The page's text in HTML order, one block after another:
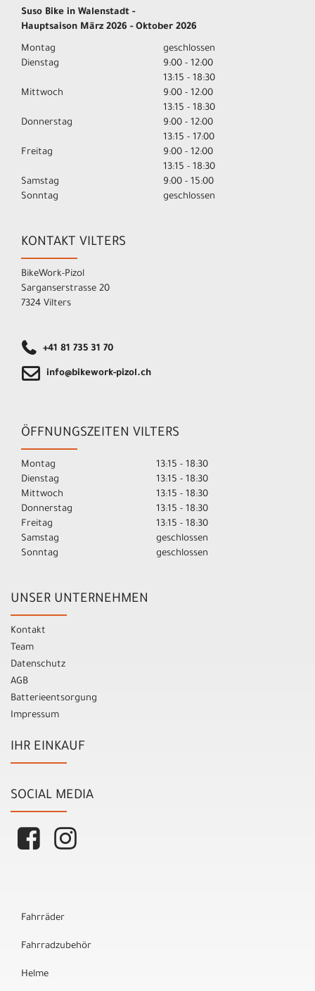
Suso Bike in Walenstadt -
Hauptsaison März 2026 - Oktober 2026
Montag
geschlossen
Dienstag
9:00 - 12:00
13:15 - 18:30
Mittwoch
9:00 - 12:00
13:15 - 18:30
Donnerstag
9:00 - 12:00
13:15 - 17:00
Freitag
9:00 - 12:00
13:15 - 18:30
Samstag
9:00 - 15:00
Sonntag
geschlossen
KONTAKT VILTERS
BikeWork-Pizol
Sarganserstrasse 20
7324 Vilters
+41 81 735 31 70
info@bikework-pizol.ch
ÖFFNUNGSZEITEN VILTERS
Montag
13:15 - 18:30
Dienstag
13:15 - 18:30
Mittwoch
13:15 - 18:30
Donnerstag
13:15 - 18:30
Freitag
13:15 - 18:30
Samstag
geschlossen
Sonntag
geschlossen
UNSER UNTERNEHMEN
Kontakt
Team
Datenschutz
AGB
Batterieentsorgung
Impressum
IHR EINKAUF
SOCIAL MEDIA
Fahrräder
Fahrradzubehör
Helme